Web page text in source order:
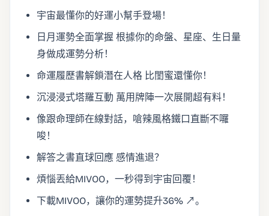
宇宙最懂你的好運小幫手登場！
日月運勢全面掌握 根據你的命盤、星座、生日量
身做成運勢分析！
命運履歷書解鎖潛在人格 比閨蜜還懂你！
沉浸浸式塔羅互動 萬用牌陣一次展開超有料！
像跟命理師在線對話，嗆辣風格鐵口直斷不囉
唆！
解答之書直球回應 感情進退？
煩惱丟給MIVOO，一秒得到宇宙回覆！
下載MIVOO，讓你的運勢提升36% ↗。